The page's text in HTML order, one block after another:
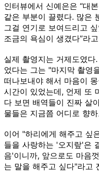
인터뷰에서 신예은은 “대
같은 부분이 끌렸다. 많은
그걸 연기로 보여드리고
조금의 욕심이 생겼다”라
실제 촬영지는 거제도였
었다는 그는 "마지막 촬영
떠나보내야 해서 마음이
시간이 있었는데, 언제 또
다 보면 배역들이 진짜 살
물들은 지금쯤 어디로 향
이어 "하리에게 해주고 싶
들을 사랑하는 '오지랖'은
음'이니까, 앞으로도 마음
는 말을 해주고 싶다"라고